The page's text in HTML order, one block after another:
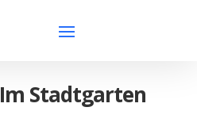
Stadtgarten